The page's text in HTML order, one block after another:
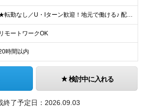
★転勤なし／U・Iターン歓迎！地元で働ける♪ 配属先：東京・神奈川・千葉・長野・石川・大阪・福岡・札幌・愛知・広島にある『NTTドコモ』グループ 《勤務地一覧》 ■東京 ・東京都新宿区新宿4-1-6
リモートワークOK
時間以内
検討中に入れる
終了予定日： 2026.09.03